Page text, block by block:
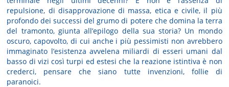
repulsione, di disapprovazione di massa, etica e civile, il più
profondo dei successi del grumo di potere che domina la terra
del tramonto, giunta all’epilogo della sua storia? Un mondo
oscuro, capovolto, di cui anche i più pessimisti non avrebbero
immaginato l’esistenza avvelena miliardi di esseri umani dal
basso di vizi così turpi ed estesi che la reazione istintiva è non
crederci, pensare che siano tutte invenzioni, follie di
paranoici.